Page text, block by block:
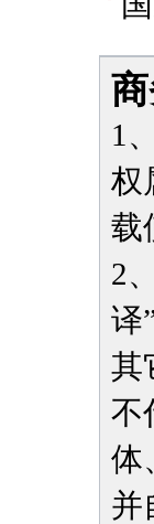
1
权
载
2
译
其
不
体
并